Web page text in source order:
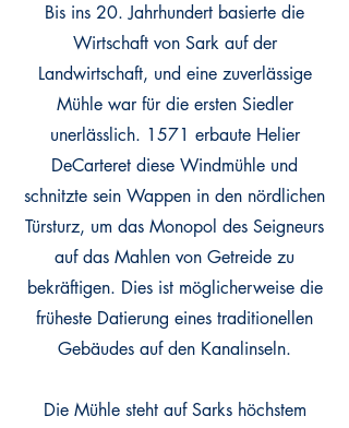
Bis ins 20. Jahrhundert basierte die
Wirtschaft von Sark auf der
Landwirtschaft, und eine zuverlässige
Mühle war für die ersten Siedler
unerlässlich. 1571 erbaute Helier
DeCarteret diese Windmühle und
schnitzte sein Wappen in den nördlichen
Türsturz, um das Monopol des Seigneurs
auf das Mahlen von Getreide zu
bekräftigen. Dies ist möglicherweise die
früheste Datierung eines traditionellen
Gebäudes auf den Kanalinseln.
Die Mühle steht auf Sarks höchstem